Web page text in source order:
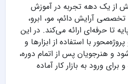
از یک دهه تجربه در آموزش
آرایش دائم، مو، ابرو،
تا حرفه‌ای ارائه می‌کند. در این
با استفاده از ابزارها و
و هنرجویان پس از اتمام دوره،
ورود به بازار کار آماده